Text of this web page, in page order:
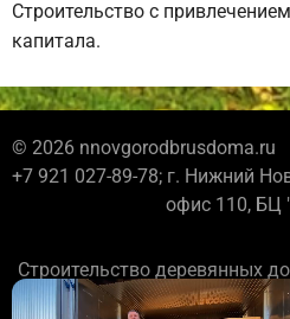
Строительство с
капитала.
© 2026 nnovgorodbrusdoma.ru
+7 921 027-89-78; г. Нижний
офис 110, БЦ
Строительство деревянных
усадку, каркасные дома под